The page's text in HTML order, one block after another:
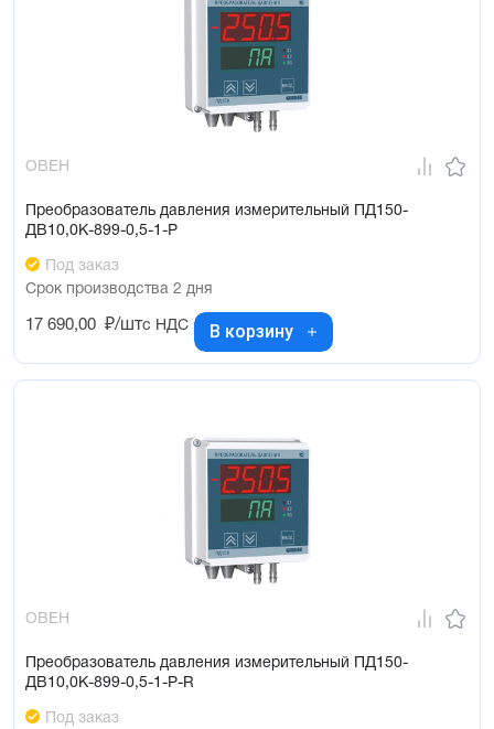
ОВЕН
Преобразователь давления измерительный ПД150-
ДВ10,0К-899-0,5-1-Р
Под заказ
Срок производства 2 дня
17 690,00 ₽/штс НДС В корзину
ОВЕН
Преобразователь давления измерительный ПД150-
ДВ10,0К-899-0,5-1-Р-R
Под заказ